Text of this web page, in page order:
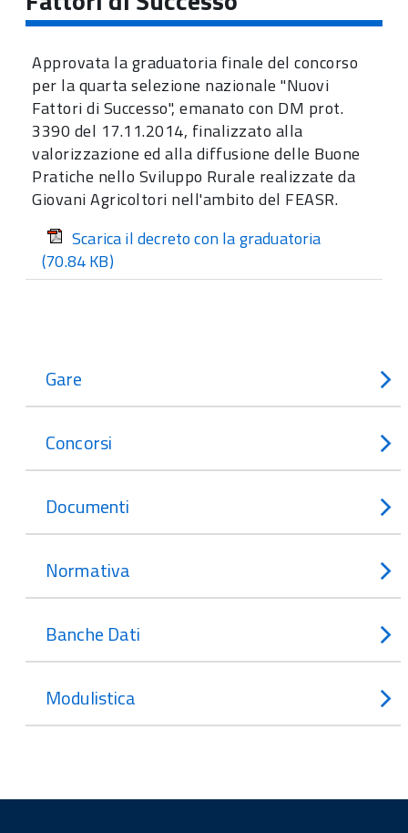
Approvata la graduatoria finale del concorso
per la quarta selezione nazionale "Nuovi
Fattori di Successo", emanato con DM prot.
3390 del 17.11.2014, finalizzato alla
valorizzazione ed alla diffusione delle Buone
Pratiche nello Sviluppo Rurale realizzate da
Giovani Agricoltori nell'ambito del FEASR.
Scarica il decreto con la graduatoria
(70.84 KB)
Gare
Concorsi
Documenti
Normativa
Banche Dati
Modulistica